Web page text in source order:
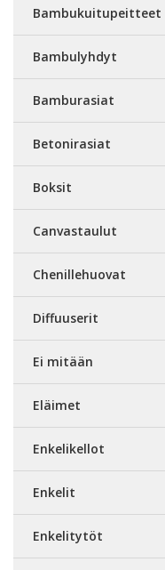
Bambukuitupeitteet
Bambulyhdyt
Bamburasiat
Betonirasiat
Boksit
Canvastaulut
Chenillehuovat
Diffuuserit
Ei mitään
Eläimet
Enkelikellot
Enkelit
Enkelitytöt